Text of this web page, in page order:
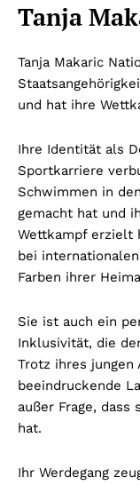
Tanja
Tanja Makaric
und hat ihre
Ihre Identität als
Sportkarriere
Schwimmen in
gemacht hat und
Wettkampf erzielt
bei
Farben ihrer
Sie ist auch ein
Inklusivität, die
Trotz ihres jungen
beeindruckende
außer Frage,
hat.
Ihr Werdegang